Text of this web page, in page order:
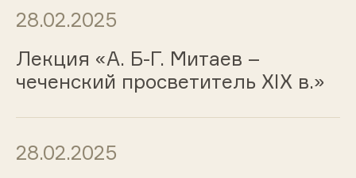
28.02.2025
Лекция «А. Б-Г. Митаев –
чеченский просветитель XIX в.»
28.02.2025